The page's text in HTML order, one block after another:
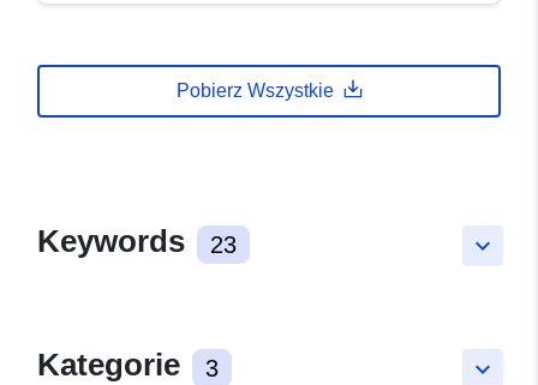
Pobierz Wszystkie
keyboard_arrow_down
Keywords 23
keyboard_arrow_down
Kategorie 3